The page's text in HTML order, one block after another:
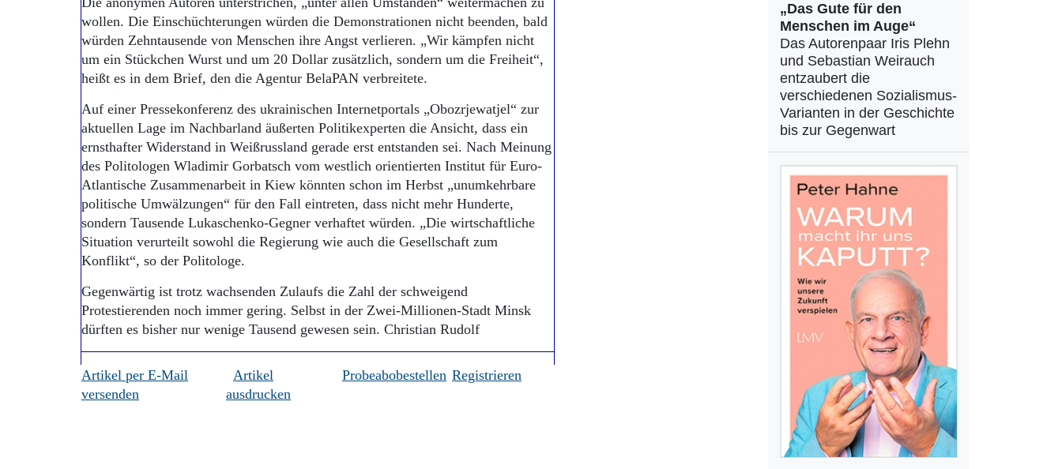
wollen. Die Einschüchterungen würden die Demonstrationen nicht beenden, bald
würden Zehntausende von Menschen ihre Angst verlieren. „Wir kämpfen nicht
um ein Stück­chen Wurst und um 20 Dollar zusätzlich, sondern um die Freiheit“,
heißt es in dem Brief, den die Agentur BelaPAN verbreitete.
Auf einer Pressekonferenz des ukrainischen Internetportals „Obo­zrjewatjel“ zur
aktuellen Lage im Nachbarland äußerten Politikexperten die Ansicht, dass ein
ernsthafter Widerstand in Weißrussland gerade erst entstanden sei. Nach Meinung
des Politologen Wladimir Gorbatsch vom westlich orientierten Institut für Euro-
Atlantische Zusammenarbeit in Kiew könnten schon im Herbst „unumkehrbare
politische Umwälzungen“ für den Fall eintreten, dass nicht mehr Hunderte,
sondern Tausende Lukaschenko-Gegner verhaftet würden. „Die wirtschaftliche
Situation verurteilt sowohl die Regierung wie auch die Gesellschaft zum
Konflikt“, so der Politologe.
Gegenwärtig ist trotz wachsenden Zulaufs die Zahl der schweigend
Protestierenden noch immer gering. Selbst in der Zwei-Millionen-Stadt Minsk
dürften es bisher nur wenige Tausend gewesen sein. Christian Rudolf
Artikel per E-Mail
versenden
Artikel
ausdrucken
Probeabobestellen Registrieren
„Das Gute für den
Menschen im Auge“
Das Autorenpaar Iris Plehn
und Sebastian Weirauch
entzaubert die
verschiedenen Sozialismus-
Varianten in der Geschichte
bis zur Gegenwart